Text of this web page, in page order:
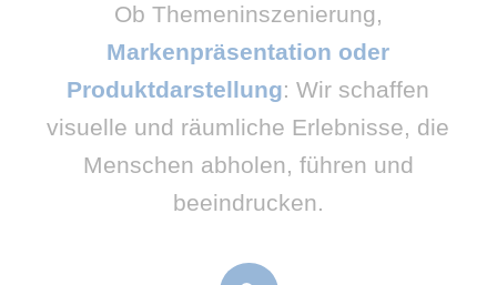
Ob Themeninszenierung,
Markenpräsentation oder
Produktdarstellung: Wir schaffen
visuelle und räumliche Erlebnisse, die
Menschen abholen, führen und
beeindrucken.